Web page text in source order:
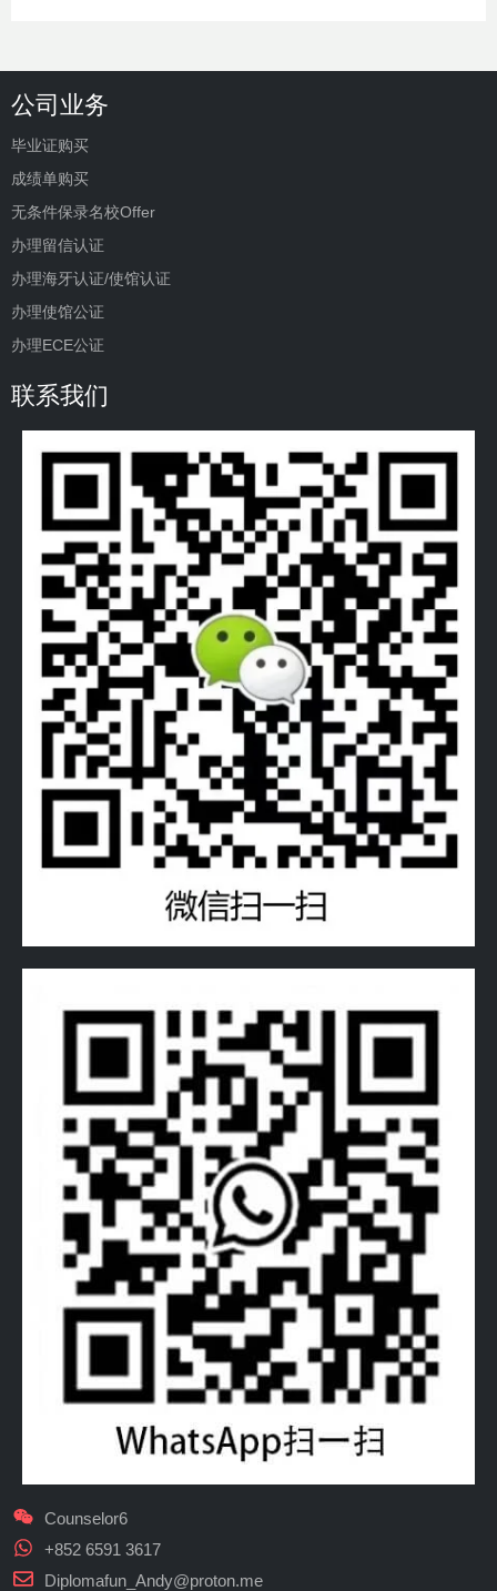
公司业务
毕业证购买
成绩单购买
无条件保录名校Offer
办理留信认证
办理海牙认证/使馆认证
办理使馆公证
办理ECE公证
联系我们
Counselor6
+852 6591 3617
Diplomafun_Andy@proton.me